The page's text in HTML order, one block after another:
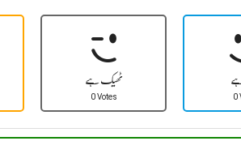
ٹھیک ہے
0 Votes 0